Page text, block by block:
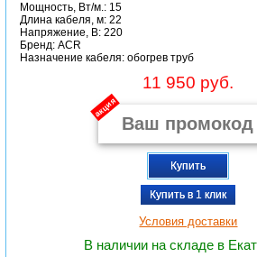
Мощность, Вт/м.: 15
Длина кабеля, м: 22
Напряжение, В: 220
Бренд: ACR
Назначение кабеля: обогрев труб
11 950 руб.
акция
Купить
Купить в 1 клик
Условия доставки
В наличии на складе в